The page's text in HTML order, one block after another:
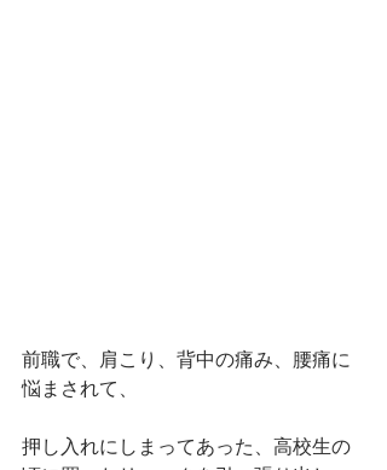
前職で、肩こり、背中の痛み、腰痛に
悩まされて、
押し入れにしまってあった、高校生の